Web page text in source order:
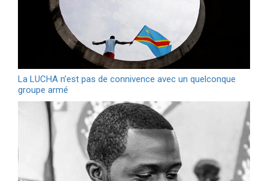
La LUCHA n’est pas de connivence avec un quelconque
groupe armé